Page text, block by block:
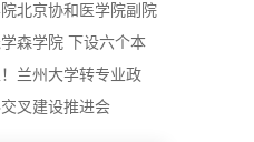
北京协和医学院副院
森学院 下设六个本
兰州大学转专业政
叉建设推进会